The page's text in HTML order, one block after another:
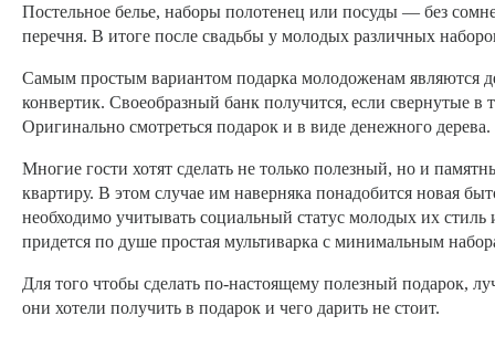
Постельное белье, наборы полотенец или посуды — без
перечня. В итоге после свадьбы у молодых различных
Самым простым вариантом подарка молодоженам являются
конвертик. Своеобразный банк получится, если свернутые
Оригинально смотреться подарок и в виде денежного дерева.
Многие гости хотят сделать не только полезный, но и
квартиру. В этом случае им наверняка понадобится новая
необходимо учитывать социальный статус молодых их
придется по душе простая мультиварка с минимальным
Для того чтобы сделать по-настоящему полезный подарок,
они хотели получить в подарок и чего дарить не стоит.